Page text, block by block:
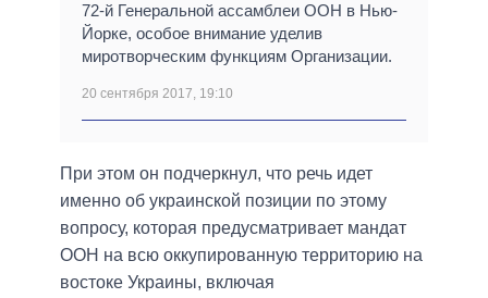
72-й Генеральной ассамблеи ООН в Нью-
Йорке, особое внимание уделив
миротворческим функциям Организации.
20 сентября 2017, 19:10
При этом он подчеркнул, что речь идет
именно об украинской позиции по этому
вопросу, которая предусматривает мандат
ООН на всю оккупированную территорию на
востоке Украины, включая